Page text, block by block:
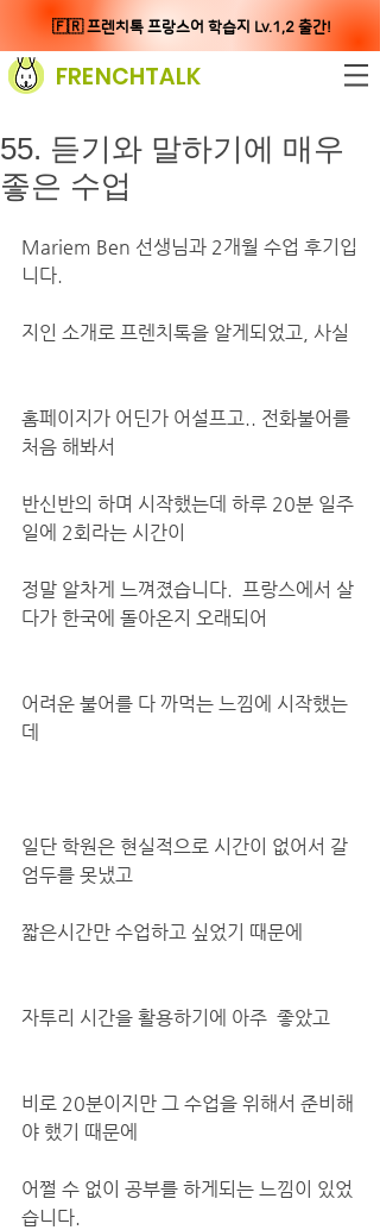
🇫🇷 프렌치톡 프랑스어 학습지 Lv.1,2 출간!
FRENCHTALK
55. 듣기와 말하기에 매우
좋은 수업
Mariem Ben 선생님과 2개월 수업 후기입
니다.
지인 소개로 프렌치톡을 알게되었고, 사실
홈페이지가 어딘가 어설프고.. 전화불어를
처음 해봐서
반신반의 하며 시작했는데 하루 20분 일주
일에 2회라는 시간이
정말 알차게 느껴졌습니다.  프랑스에서 살
다가 한국에 돌아온지 오래되어
어려운 불어를 다 까먹는 느낌에 시작했는
데
일단 학원은 현실적으로 시간이 없어서 갈
엄두를 못냈고
짧은시간만 수업하고 싶었기 때문에
자투리 시간을 활용하기에 아주  좋았고
비로 20분이지만 그 수업을 위해서 준비해
야 했기 때문에
어쩔 수 없이 공부를 하게되는 느낌이 있었
습니다.